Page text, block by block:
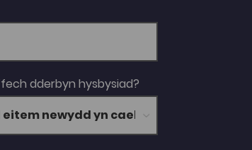
dderbyn hysbysiad?